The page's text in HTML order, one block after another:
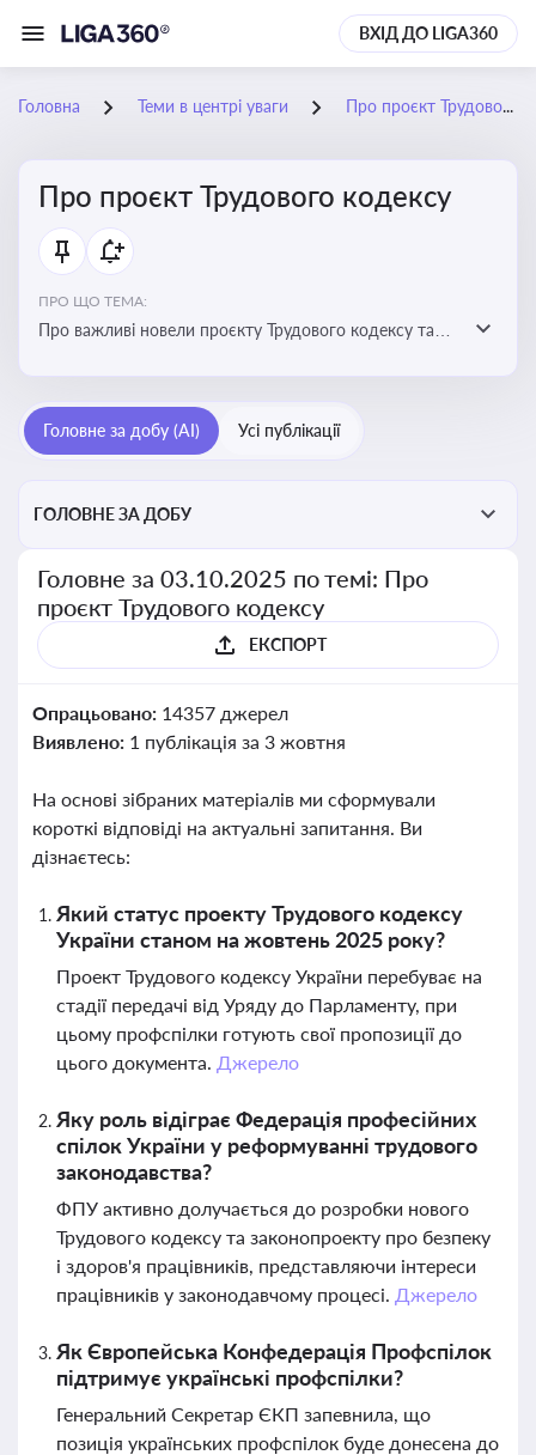
ВХІД ДО LIGA360
Головна Теми в центрі уваги Про проєкт Трудового кодексу
Про проєкт Трудового кодексу
ПРО ЩО ТЕМА:
Про важливі новели проєкту Трудового кодексу та
Головне за добу (AI) Усі публікації
ГОЛОВНЕ ЗА ДОБУ
Головне за 03.10.2025 по темі: Про
проєкт Трудового кодексу
ЕКСПОРТ
Опрацьовано: 14357 джерел
Виявлено: 1 публікація за 3 жовтня
На основі зібраних матеріалів ми сформували
короткі відповіді на актуальні запитання. Ви
дізнаєтесь:
Який статус проекту Трудового кодексу
України станом на жовтень 2025 року?
Проект Трудового кодексу України перебуває на
стадії передачі від Уряду до Парламенту, при
цьому профспілки готують свої пропозиції до
цього документа. Джерело
Яку роль відіграє Федерація професійних
спілок України у реформуванні трудового
законодавства?
ФПУ активно долучається до розробки нового
Трудового кодексу та законопроекту про безпеку
і здоров'я працівників, представляючи інтереси
працівників у законодавчому процесі. Джерело
Як Європейська Конфедерація Профспілок
підтримує українські профспілки?
Генеральний Секретар ЄКП запевнила, що
позиція українських профспілок буде донесена до